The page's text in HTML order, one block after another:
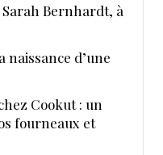
Bernhardt, à
naissance d’une
Cookut : un
fourneaux et